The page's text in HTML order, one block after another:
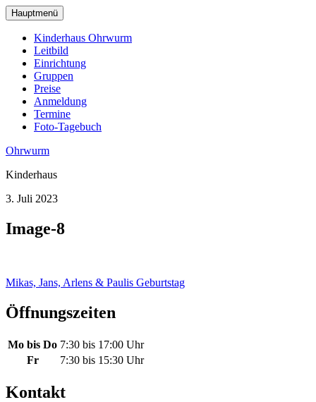
zum
Hauptinhalt
wechseln
Hauptmenü
Kinderhaus Ohrwurm
Leitbild
Einrichtung
Gruppen
Preise
Anmeldung
Termine
Foto-Tagebuch
Ohrwurm
Kinderhaus
3. Juli 2023
Image-8
Beitragsnavigation
Mikas, Jans, Arlens & Paulis Geburtstag
Öffnungszeiten
Mo bis Do 7:30 bis 17:00 Uhr
Fr
7:30 bis 15:30 Uhr
Kontakt